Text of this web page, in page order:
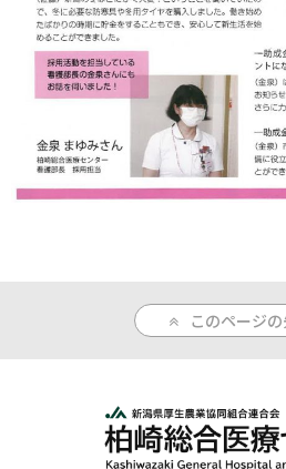
個人情報保護方針
反社会的勢力に対する基本方針
院内感染対策指針
サイトマップ
このページ